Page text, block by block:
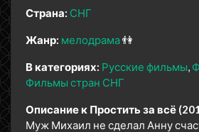
Страна: СНГ
Жанр: мелодрама👫
В категориях: Русские фильмы
Фильмы стран СНГ
Описание к Простить за всё
Муж Михаил не сделал Анну